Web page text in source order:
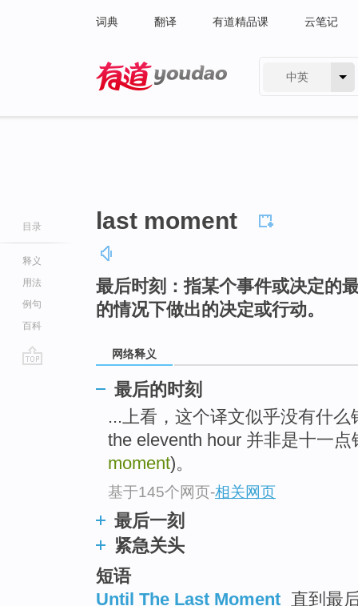
词典 翻译 有道精品课 云笔记
中英
目录
释义
用法
例句
百科
last moment
最后时刻：指某个事件或决定的
的情况下做出的决定或行动。
网络释义
最后的时刻
...上看，这个译文似乎没有什
the eleventh hour 并非是十一点
moment)。
基于145个网页-相关网页
最后一刻
紧急关头
短语
Until The Last Moment 直到最